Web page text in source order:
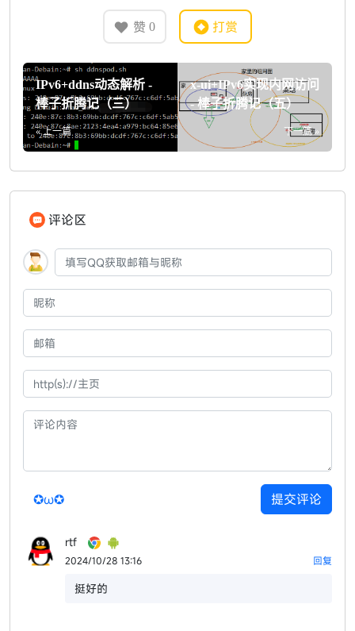
赞 0 打赏
IPv6+ddns动态解析 -
棒子折腾记（三）
« 上一篇
x-ui+IPv6实现内网访问
- 棒子折腾记（五）
下一篇 »
评论区
✪ω✪ 提交评论
rtf
2024/10/28 13:16 回复
挺好的